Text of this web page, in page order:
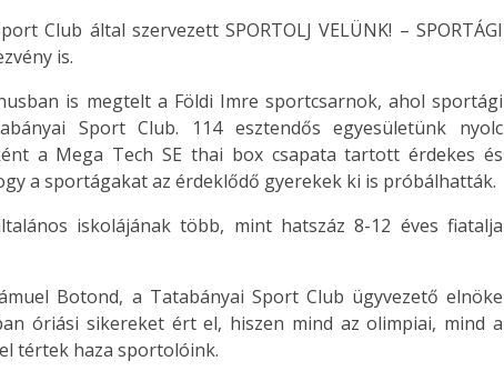
Club által szervezett SPORTOLJ VELÜNK! – SPORTÁGI
is.
is megtelt a Földi Imre sportcsarnok, ahol sportági
Sport Club. 114 esztendős egyesületünk nyolc
a Mega Tech SE thai box csapata tartott érdekes és
a sportágakat az érdeklődő gyerekek ki is próbálhatták.
iskolájának több, mint hatszáz 8-12 éves fiatalja
Botond, a Tatabányai Sport Club ügyvezető elnöke
óriási sikereket ért el, hiszen mind az olimpiai, mind a
tértek haza sportolóink.